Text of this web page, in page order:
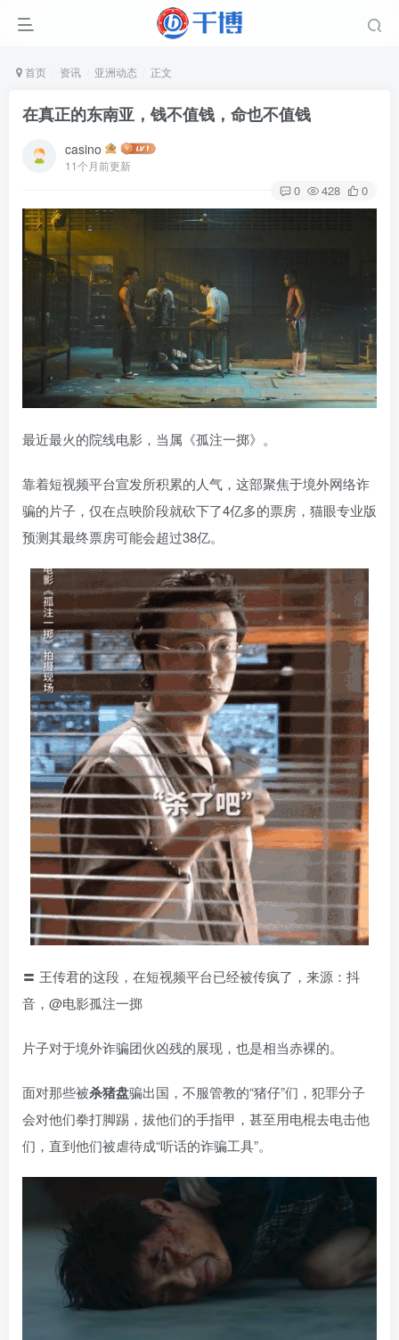
首页 资讯 亚洲动态 正文
在真正的东南亚，钱不值钱，命也不值钱
casino
11个月前更新
0 428 0
最近最火的院线电影，当属《孤注一掷》。
靠着短视频平台宣发所积累的人气，这部聚焦于境外网络诈
骗的片子，仅在点映阶段就砍下了4亿多的票房，猫眼专业版
预测其最终票房可能会超过38亿。
〓 王传君的这段，在短视频平台已经被传疯了，来源：抖
音，@电影孤注一掷
片子对于境外诈骗团伙凶残的展现，也是相当赤裸的。
面对那些被杀猪盘骗出国，不服管教的“猪仔”们，犯罪分子
会对他们拳打脚踢，拔他们的手指甲，甚至用电棍去电击他
们，直到他们被虐待成“听话的诈骗工具”。